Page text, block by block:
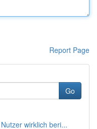
Report Page
Go
wirklich beri...